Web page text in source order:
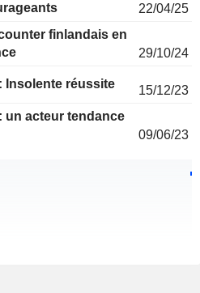
22/04/25
finlandais en
29/10/24
Insolente réussite
15/12/23
un acteur tendance
09/06/23